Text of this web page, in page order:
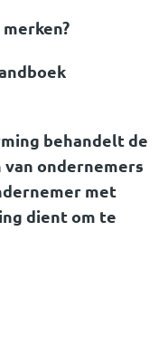
behandelt de
ondernemers
met
dient om te